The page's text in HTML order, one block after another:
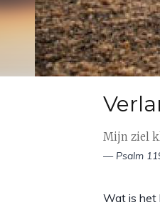
Mijn ziel
— Psalm
Wat is het